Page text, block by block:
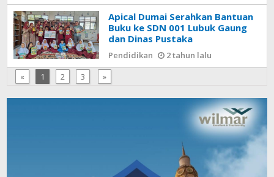
Apical Dumai Serahkan Bantuan
Buku ke SDN 001 Lubuk Gaung
dan Dinas Pustaka
Pendidikan
2 tahun lalu
«
1 2 3 »